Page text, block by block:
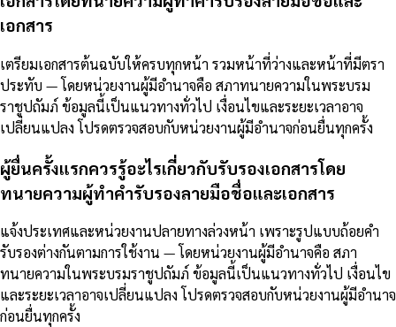
เอกสาร
เตรียมเอกสารต้นฉบับให้ครบทุกหน้า รวมหน้าที่ว่างและหน้าที่มีตรา
ประทับ — โดยหน่วยงานผู้มีอำนาจคือ สภาทนายความในพระบรม
ราชูปถัมภ์ ข้อมูลนี้เป็นแนวทางทั่วไป เงื่อนไขและระยะเวลาอาจ
เปลี่ยนแปลง โปรดตรวจสอบกับหน่วยงานผู้มีอำนาจก่อนยื่นทุกครั้ง
ผู้ยื่นครั้งแรกควรรู้อะไรเกี่ยวกับรับรองเอกสารโดย
ทนายความผู้ทำคำรับรองลายมือชื่อและเอกสาร
แจ้งประเทศและหน่วยงานปลายทางล่วงหน้า เพราะรูปแบบถ้อยคำ
รับรองต่างกันตามการใช้งาน — โดยหน่วยงานผู้มีอำนาจคือ สภา
ทนายความในพระบรมราชูปถัมภ์ ข้อมูลนี้เป็นแนวทางทั่วไป เงื่อนไข
และระยะเวลาอาจเปลี่ยนแปลง โปรดตรวจสอบกับหน่วยงานผู้มีอำนาจ
ก่อนยื่นทุกครั้ง